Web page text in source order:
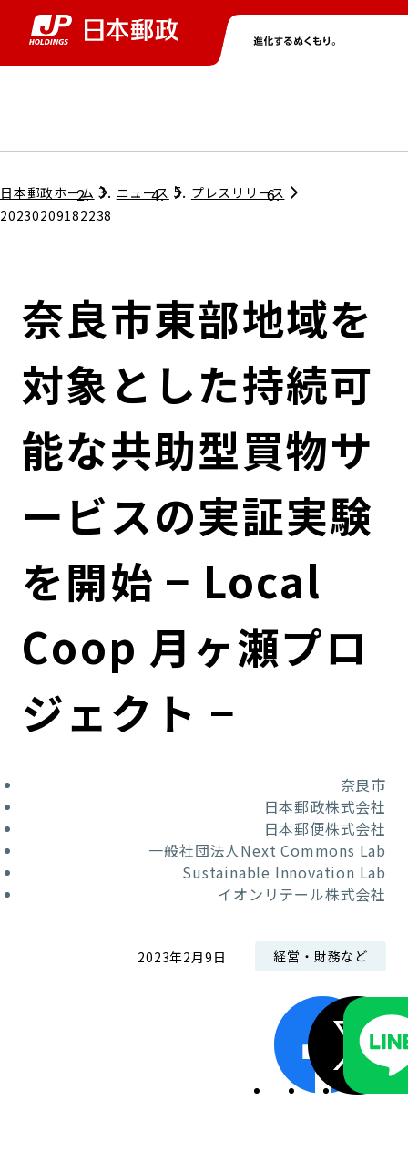
グループ情報トップ
コンプライアンス
ガバナンス
ローカル共創イニシアティブ
関連事業
株主・投資家情報トップ
個人投資家のみなさまへ
株式情報
IRカレンダー
ニューストップ
サステナビリティトップ
担当役員メッセージ
サステナビリティマネジメント
ガバナンス
ESGデータ集
採用情報トップ
日本郵政ホーム ニュース
プレスリリース
20230209182238
奈良市東部地域を
対象とした持続可
能な共助型買物サ
ービスの実証実験
を開始 − Local
Coop 月ヶ瀬プロ
ジェクト −
奈良市
日本郵政株式会社
日本郵便株式会社
一般社団法人Next Commons Lab
Sustainable Innovation Lab
イオンリテール株式会社
2023年2月9日 経営・財務など